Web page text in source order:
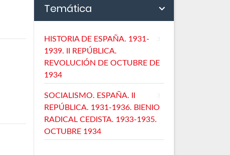
Temática
3
HISTORIA DE ESPAÑA. 1931-
1939. II REPÚBLICA.
REVOLUCIÓN DE OCTUBRE DE
1934
3
SOCIALISMO. ESPAÑA. II
REPÚBLICA. 1931-1936. BIENIO
RADICAL CEDISTA. 1933-1935.
OCTUBRE 1934